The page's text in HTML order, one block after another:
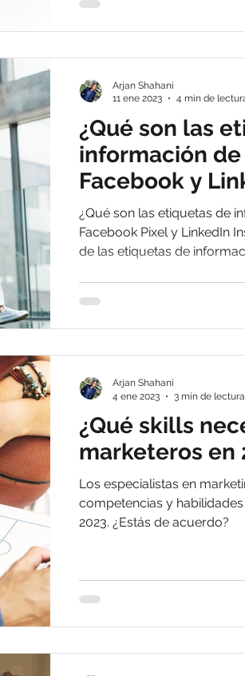
¿Qué son las
información de
Facebook y
qué sirven?
¿Qué son las etiquetas de
Facebook Pixel y LinkedIn Insight Tag?
de las etiquetas de
Arjan Shahani
11 ene 2023
4 min de
¿Qué skills
marketeros en
Los especialistas en
competencias y
2023. ¿Estás de acuerdo?
Arjan Shahani
4 ene 2023
3 min de lectura